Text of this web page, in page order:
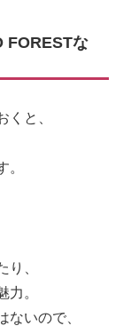
FORESTな
くと、
。
り、
力。
ないので、